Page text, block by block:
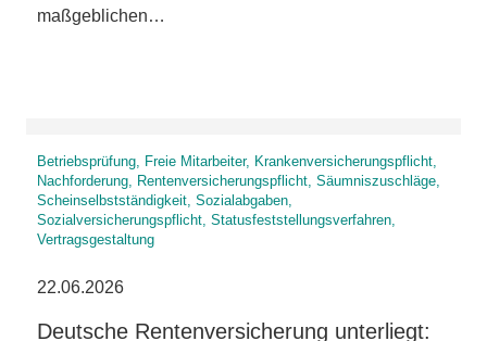
maßgeblichen…
Betriebsprüfung, Freie Mitarbeiter, Krankenversicherungspflicht,
Nachforderung, Rentenversicherungspflicht, Säumniszuschläge,
Scheinselbstständigkeit, Sozialabgaben,
Sozialversicherungspflicht, Statusfeststellungsverfahren,
Vertragsgestaltung
22.06.2026
Deutsche Rentenversicherung unterliegt: